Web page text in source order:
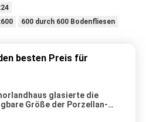
600 durch 600 Bodenfliesen
besten Preis für
glasierte die
Größe der Porzellan-